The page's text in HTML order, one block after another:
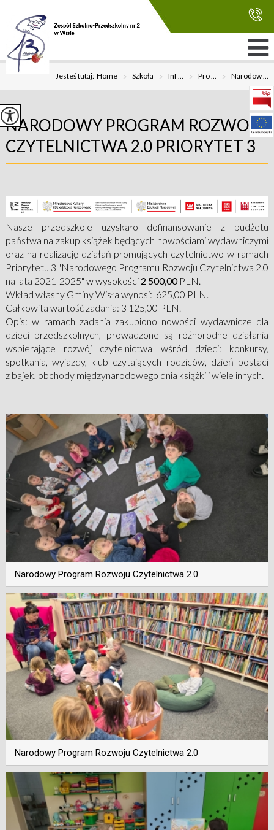
Jesteś tutaj:Home > Szkoła > Inf ... > Pro ... > Narodow ...
NARODOWY PROGRAM ROZWOJU
CZYTELNICTWA 2.0 PRIORYTET 3
Nasze przedszkole uzyskało dofinansowanie z budżetu
państwa na zakup książek będących nowościami wydawniczymi
oraz na realizację działań promujących czytelnictwo w ramach
Priorytetu 3 "Narodowego Programu Rozwoju Czytelnictwa 2.0
na lata 2021-2025" w wysokości 2 500,00PLN.
Wkład własny Gminy Wisła wynosi: 625,00 PLN.
Całkowita wartość zadania: 3 125,00 PLN.
Opis: w ramach zadania zakupiono nowości wydawnicze dla
dzieci przedszkolnych, prowadzone są różnorodne działania
wspierające rozwój czytelnictwa wśród dzieci: konkursy,
spotkania, wyjazdy, klub czytających rodziców, dzień postaci
z bajek, obchody międzynarodowego dnia książki i wiele innych.
Narodowy Program Rozwoju Czytelnictwa 2.0
Narodowy Program Rozwoju Czytelnictwa 2.0